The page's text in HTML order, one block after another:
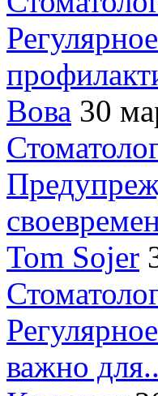
Вова 30
Tom Sojer
важно